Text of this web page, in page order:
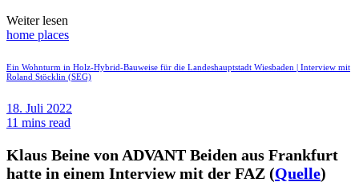
Weiter lesen
home places
Ein Wohnturm in Holz-Hybrid-Bauweise für die Landeshauptstadt Wiesbaden | Interview mit
Roland Stöcklin (SEG)
18. Juli 2022
11 mins read
Klaus Beine von ADVANT Beiden aus Frankfurt
hatte in einem Interview mit der FAZ (Quelle)